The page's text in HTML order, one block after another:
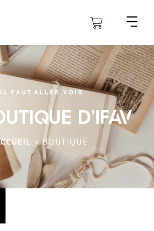
IL FAUT ALLER VOIR
d'iFAV
»BOUTIQUE